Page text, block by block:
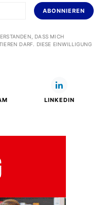
ABONNIEREN
DASS MICH
DARF. DIESE EINWILLIGUNG
LINKEDIN